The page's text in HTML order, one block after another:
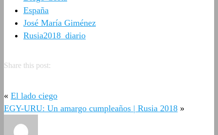
España
José María Giménez
Rusia2018_diario
Share this post:
« El lado ciego
EGY-URU: Un amargo cumpleaños | Rusia 2018 »